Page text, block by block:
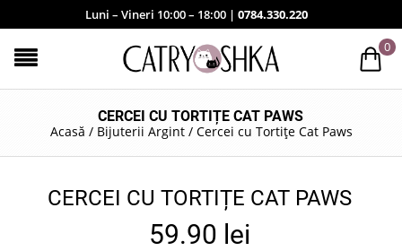
Luni – Vineri 10:00 – 18:00 | 0784.330.220
0
CERCEI CU TORTIȚE CAT PAWS
Acasă / Bijuterii Argint/ Cercei cu Tortițe Cat Paws
CERCEI CU TORTIȚE CAT PAWS
59.90 lei